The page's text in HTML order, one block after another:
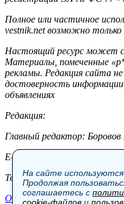
Полное или частичное
vestnik.net возможно только
Настоящий ресурс может
Материалы, помеченные
рекламы. Редакция сайта
достоверность
объявлениях
Редакция:
Главный редактор:
E-mail: site@vestnik.net,
Тел.: +7 (921) 720-00-97
Общество Экономика
На сайте
Продолжая
соглашаетесь с